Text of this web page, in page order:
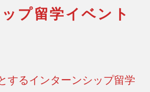
プ留学イベント
するインターンシップ留学